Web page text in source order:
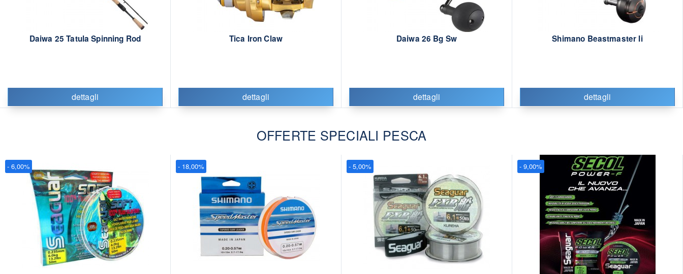
Daiwa 25 Tatula Spinning Rod
dettagli
Tica Iron Claw
dettagli
Daiwa 26 Bg Sw
dettagli
Shimano Beastmaster Ii
dettagli
OFFERTE SPECIALI PESCA
- 6,00% - 18,00% - 5,00% - 9,00%